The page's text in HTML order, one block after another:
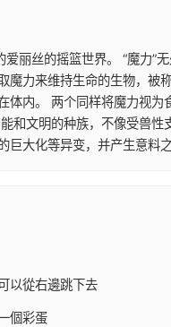
爱丽丝的摇篮世界。 “魔力
魔力来维持生命的生物，被
体内。 两个同样将魔力视
和文明的种族，不像受兽
巨大化等异变，并产生意
以從右邊跳下去
個彩蛋